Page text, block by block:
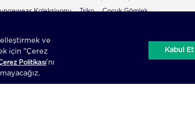
Koleksiyonu Triko Çocuk Gömlek